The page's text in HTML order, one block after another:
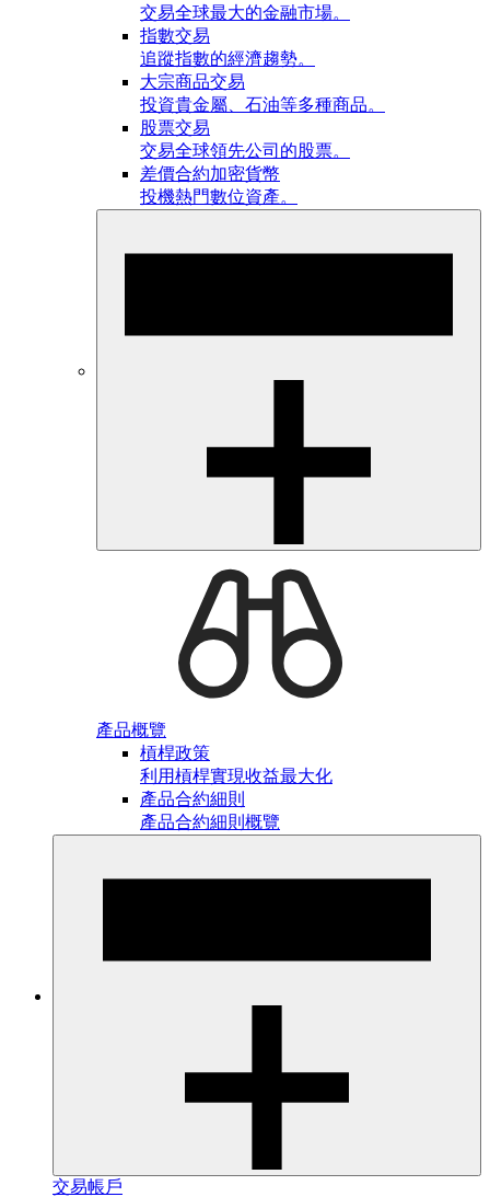
交易全球最大的金融市場。
指數交易
追蹤指數的經濟趨勢。
大宗商品交易
投資貴金屬、石油等多種商品。
股票交易
交易全球領先公司的股票。
差價合約加密貨幣
投機熱門數位資產。
產品概覽
槓桿政策
利用槓桿實現收益最大化
產品合約細則
產品合約細則概覽
交易帳戶